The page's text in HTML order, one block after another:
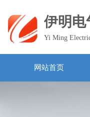
伊明电
Yi Ming
网站首页